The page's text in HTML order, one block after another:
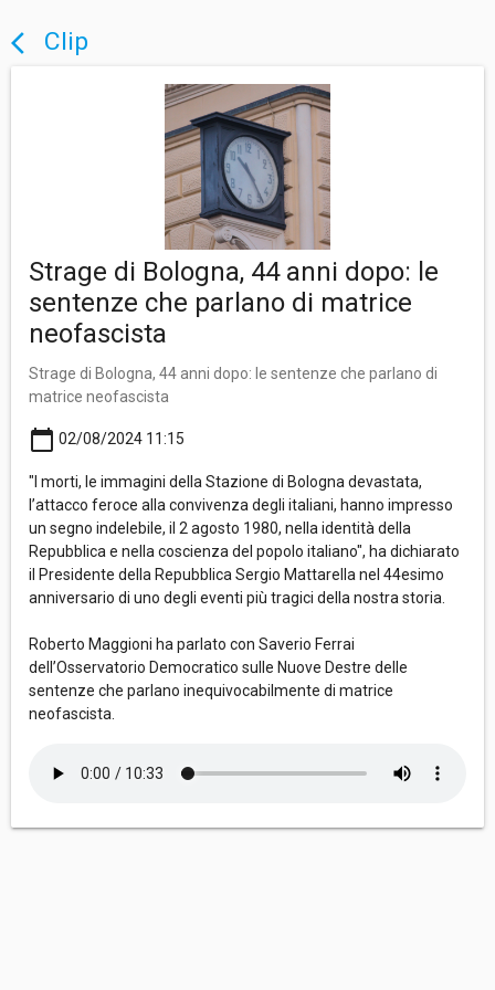
arrow_back_ios Clip
Strage di Bologna, 44 anni dopo: le
sentenze che parlano di matrice
neofascista
Strage di Bologna, 44 anni dopo: le sentenze che parlano di
matrice neofascista
calendar_today 02/08/2024 11:15
"I morti, le immagini della Stazione di Bologna devastata,
l’attacco feroce alla convivenza degli italiani, hanno impresso
un segno indelebile, il 2 agosto 1980, nella identità della
Repubblica e nella coscienza del popolo italiano", ha dichiarato
il Presidente della Repubblica Sergio Mattarella nel 44esimo
anniversario di uno degli eventi più tragici della nostra storia.
Roberto Maggioni ha parlato con Saverio Ferrai
dell’Osservatorio Democratico sulle Nuove Destre delle
sentenze che parlano inequivocabilmente di matrice
neofascista.